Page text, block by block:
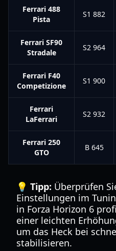
Ferrari 488
Pista
S1 882
Ferrari SF90
Stradale
S2 964
Ferrari F40
Competizione
S1 900
Ferrari
LaFerrari
S2 932
Ferrari 250
GTO
B 645
💡 Tipp: Überprüfen
Einstellungen im
in Forza Horizon 6
einer leichten
um das Heck bei
stabilisieren.